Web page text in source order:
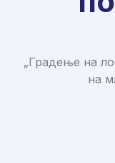
„Градење на
на